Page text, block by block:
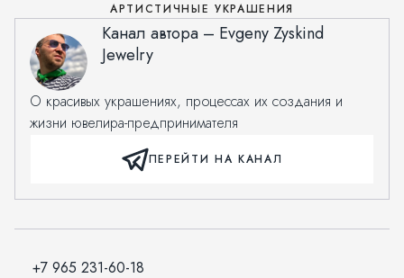
АРТИСТИЧНЫЕ УКРАШЕНИЯ
ПЕРЕЙТИ НА КАНАЛ
Канал автора – Evgeny Zyskind
Jewelry
О красивых украшениях, процессах их создания и
жизни ювелира-предпринимателя
+7 965 231-60-18